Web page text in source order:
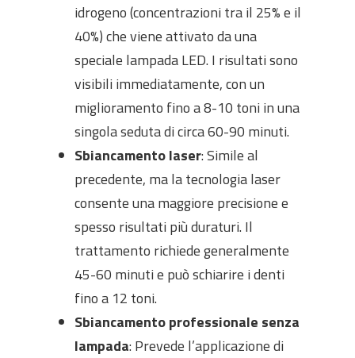
idrogeno (concentrazioni tra il 25% e il
40%) che viene attivato da una
speciale lampada LED. I risultati sono
visibili immediatamente, con un
miglioramento fino a 8-10 toni in una
singola seduta di circa 60-90 minuti.
Sbiancamento laser: Simile al
precedente, ma la tecnologia laser
consente una maggiore precisione e
spesso risultati più duraturi. Il
trattamento richiede generalmente
45-60 minuti e può schiarire i denti
fino a 12 toni.
Sbiancamento professionale senza
lampada: Prevede l’applicazione di